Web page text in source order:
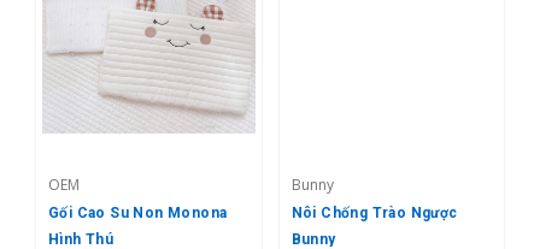
OEM
Gối Cao Su Non Monona
Hình Thú
Bunny
Nôi Chống Trào Ngược
Bunny